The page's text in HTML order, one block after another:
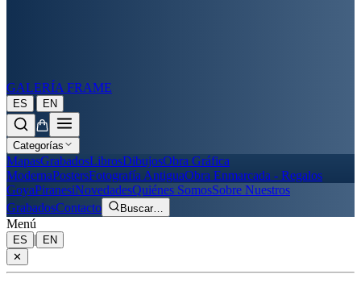
GALERÍA FRAME
ES | EN
Categorías
MapasGrabadosLibrosDibujosObra Gráfica
ModernaPostersFotografía AntiguaObra Enmarcada - Regalos
GoyaPiranesiNovedadesQuiénes SomosSobre Nuestros
GrabadosContacto Buscar…
Menú
ES |
EN
✕